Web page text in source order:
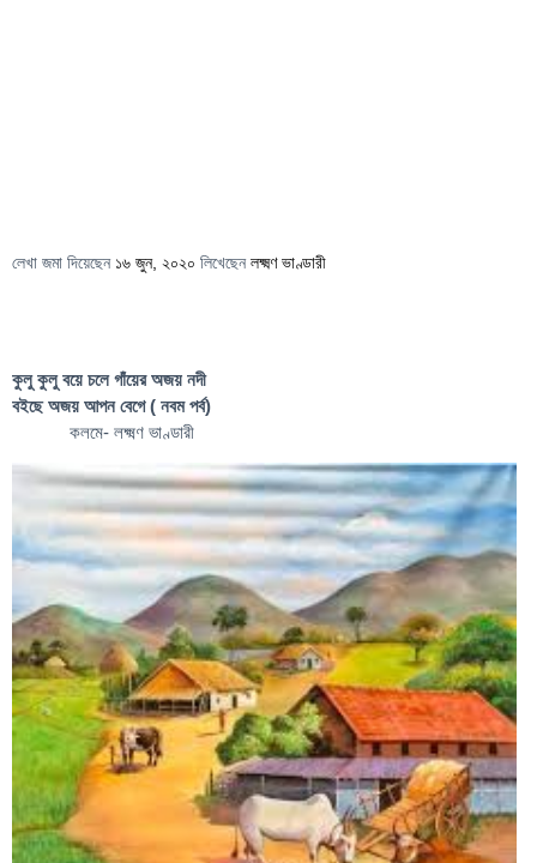
লেখা জমা দিয়েছেন ১৬ জুন, ২০২০ লিখেছেন লক্ষ্মণ ভাণ্ডারী
কুলু কুলু বয়ে চলে গাঁয়ের অজয় নদী
বইছে অজয় আপন বেগে ( নবম পর্ব)
কলমে- লক্ষ্মণ ভাণ্ডারী